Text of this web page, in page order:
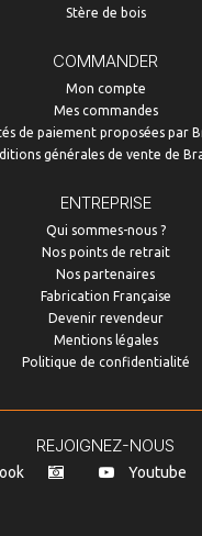
Stère de bois
COMMANDER
Mon compte
Mes commandes
de paiement proposées par
générales de vente de
ENTREPRISE
Qui sommes-nous ?
Nos points de retrait
Nos partenaires
Fabrication Française
Devenir revendeur
Mentions légales
Politique de confidentialité
REJOIGNEZ-NOUS
Youtube